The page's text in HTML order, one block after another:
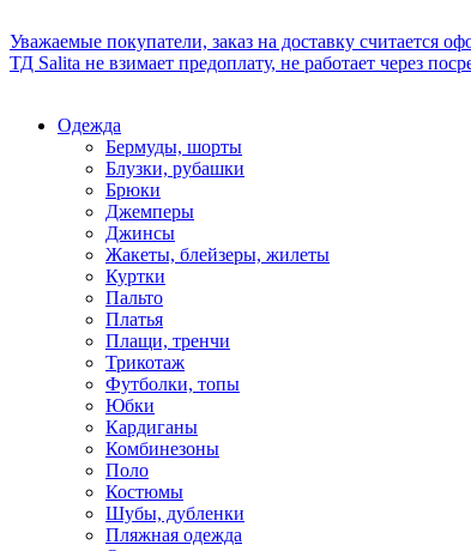
Уважаемые покупатели, заказ на доставку считается
ТД Salita не взимает предоплату, не работает через
Одежда
Бермуды, шорты
Блузки, рубашки
Брюки
Джемперы
Джинсы
Жакеты, блейзеры, жилеты
Куртки
Пальто
Платья
Плащи, тренчи
Трикотаж
Футболки, топы
Юбки
Кардиганы
Комбинезоны
Поло
Костюмы
Шубы, дубленки
Пляжная одежда